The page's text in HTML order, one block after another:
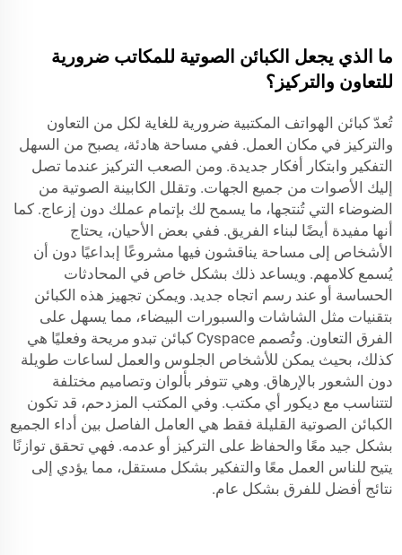
ما الذي يجعل الكبائن الصوتية للمكاتب ضرورية
للتعاون والتركيز؟
تُعدّ كبائن الهواتف المكتبية ضرورية للغاية لكل من التعاون
والتركيز في مكان العمل. ففي مساحة هادئة، يصبح من السهل
التفكير وابتكار أفكار جديدة. ومن الصعب التركيز عندما تصل
إليك الأصوات من جميع الجهات. وتقلل الكابينة الصوتية من
الضوضاء التي تُنتجها، ما يسمح لك بإتمام عملك دون إزعاج. كما
أنها مفيدة أيضًا لبناء الفريق. ففي بعض الأحيان، يحتاج
الأشخاص إلى مساحة يناقشون فيها مشروعًا إبداعيًا دون أن
يُسمع كلامهم. ويساعد ذلك بشكل خاص في المحادثات
الحساسة أو عند رسم اتجاه جديد. ويمكن تجهيز هذه الكبائن
بتقنيات مثل الشاشات والسبورات البيضاء، مما يسهل على
الفرق التعاون. وتُصمم Cyspace كبائن تبدو مريحة وفعليًا هي
كذلك، بحيث يمكن للأشخاص الجلوس والعمل لساعات طويلة
دون الشعور بالإرهاق. وهي تتوفر بألوان وتصاميم مختلفة
لتتناسب مع ديكور أي مكتب. وفي المكتب المزدحم، قد تكون
الكبائن الصوتية القليلة فقط هي العامل الفاصل بين أداء الجميع
بشكل جيد معًا والحفاظ على التركيز أو عدمه. فهي تحقق توازنًا
يتيح للناس العمل معًا والتفكير بشكل مستقل، مما يؤدي إلى
نتائج أفضل للفرق بشكل عام.